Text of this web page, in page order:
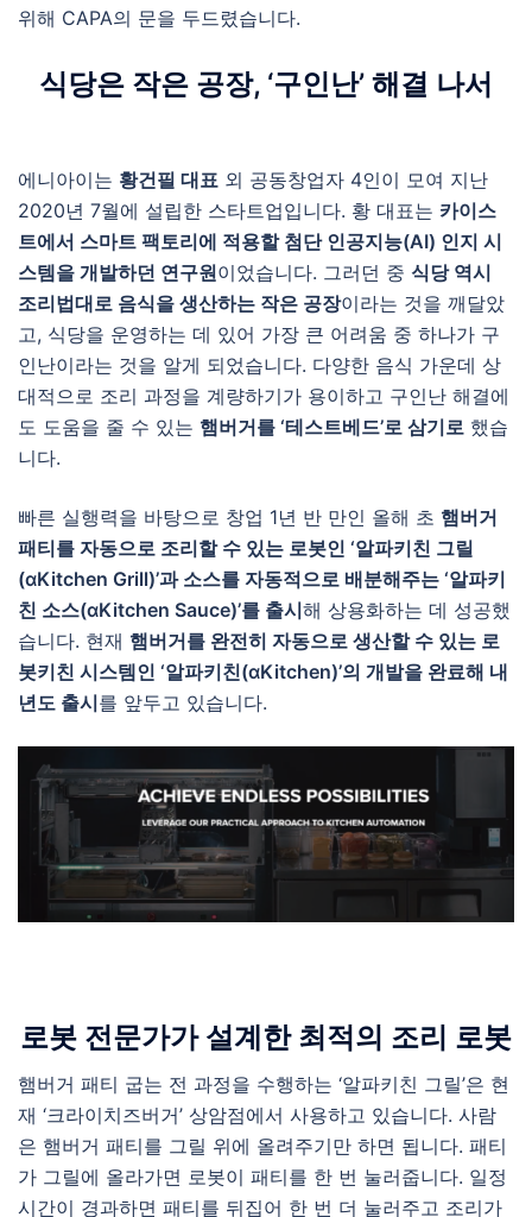
위해 CAPA의 문을 두드렸습니다.
식당은 작은 공장, ‘구인난’ 해결 나서
에니아이는 황건필 대표 외 공동창업자 4인이 모여 지난
2020년 7월에 설립한 스타트업입니다. 황 대표는 카이스
트에서 스마트 팩토리에 적용할 첨단 인공지능(AI) 인지 시
스템을 개발하던 연구원이었습니다. 그러던 중 식당 역시
조리법대로 음식을 생산하는 작은 공장이라는 것을 깨달았
고, 식당을 운영하는 데 있어 가장 큰 어려움 중 하나가 구
인난이라는 것을 알게 되었습니다. 다양한 음식 가운데 상
대적으로 조리 과정을 계량하기가 용이하고 구인난 해결에
도 도움을 줄 수 있는 햄버거를 ‘테스트베드’로 삼기로 했습
니다.
빠른 실행력을 바탕으로 창업 1년 반 만인 올해 초 햄버거
패티를 자동으로 조리할 수 있는 로봇인 ‘알파키친 그릴
(αKitchen Grill)’과 소스를 자동적으로 배분해주는 ‘알파키
친 소스(αKitchen Sauce)’를 출시해 상용화하는 데 성공했
습니다. 현재 햄버거를 완전히 자동으로 생산할 수 있는 로
봇키친 시스템인 ‘알파키친(αKitchen)’의 개발을 완료해 내
년도 출시를 앞두고 있습니다.
로봇 전문가가 설계한 최적의 조리 로봇
햄버거 패티 굽는 전 과정을 수행하는 ‘알파키친 그릴’은 현
재 ‘크라이치즈버거’ 상암점에서 사용하고 있습니다. 사람
은 햄버거 패티를 그릴 위에 올려주기만 하면 됩니다. 패티
가 그릴에 올라가면 로봇이 패티를 한 번 눌러줍니다. 일정
시간이 경과하면 패티를 뒤집어 한 번 더 눌러주고 조리가